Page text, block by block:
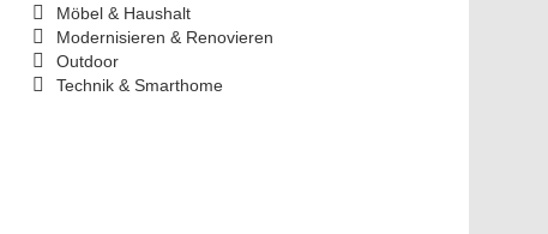
Möbel & Haushalt
Modernisieren & Renovieren
Outdoor
Technik & Smarthome